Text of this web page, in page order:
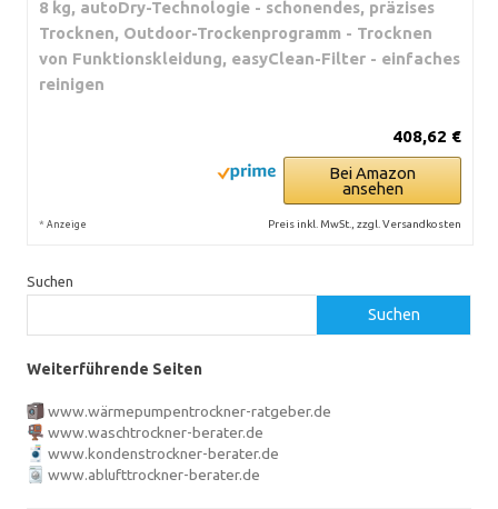
8 kg, autoDry-Technologie - schonendes, präzises
Trocknen, Outdoor-Trockenprogramm - Trocknen
von Funktionskleidung, easyClean-Filter - einfaches
reinigen
408,62 €
Bei Amazon
ansehen
* Anzeige Preis inkl. MwSt., zzgl. Versandkosten
Suchen
Suchen
Weiterführende Seiten
www.wärmepumpentrockner-ratgeber.de
www.waschtrockner-berater.de
www.kondenstrockner-berater.de
www.ablufttrockner-berater.de